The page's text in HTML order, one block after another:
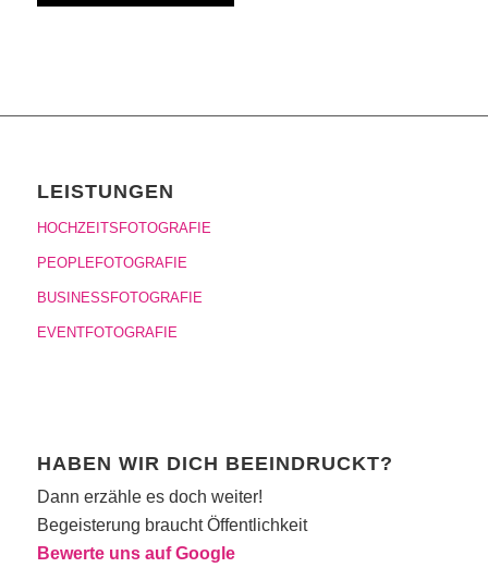
LEISTUNGEN
HOCHZEITSFOTOGRAFIE
PEOPLEFOTOGRAFIE
BUSINESSFOTOGRAFIE
EVENTFOTOGRAFIE
HABEN WIR DICH BEEINDRUCKT?
Dann erzähle es doch weiter!
Begeisterung braucht Öffentlichkeit
Bewerte uns auf Google